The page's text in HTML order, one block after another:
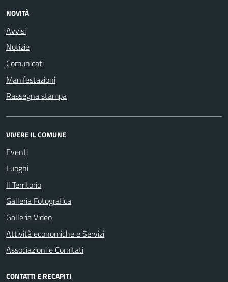
NOVITÀ
Avvisi
Notizie
Comunicati
Manifestazioni
Rassegna stampa
VIVERE IL COMUNE
Eventi
Luoghi
Il Territorio
Galleria Fotografica
Galleria Video
Attività economiche e Servizi
Associazioni e Comitati
CONTATTI E RECAPITI